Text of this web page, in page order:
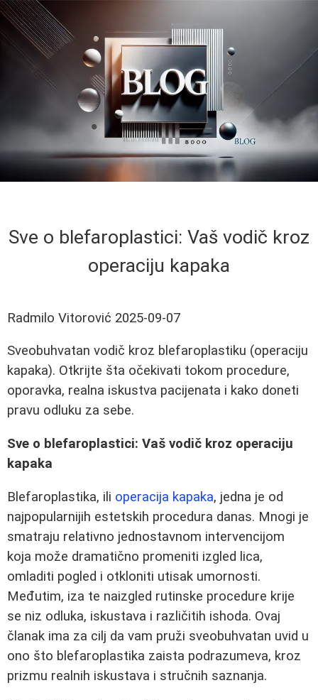
Sve o blefaroplastici: Vaš vodič kroz
operaciju kapaka
Radmilo Vitorović 2025-09-07
Sveobuhvatan vodič kroz blefaroplastiku (operaciju
kapaka). Otkrijte šta očekivati tokom procedure,
oporavka, realna iskustva pacijenata i kako doneti
pravu odluku za sebe.
Sve o blefaroplastici: Vaš vodič kroz operaciju
kapaka
Blefaroplastika, ili operacija kapaka, jedna je od
najpopularnijih estetskih procedura danas. Mnogi je
smatraju relativno jednostavnom intervencijom
koja može dramatično promeniti izgled lica,
omladiti pogled i otkloniti utisak umornosti.
Međutim, iza te naizgled rutinske procedure krije
se niz odluka, iskustava i različitih ishoda. Ovaj
članak ima za cilj da vam pruži sveobuhvatan uvid u
ono što blefaroplastika zaista podrazumeva, kroz
prizmu realnih iskustava i stručnih saznanja.